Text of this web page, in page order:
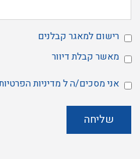
מאשר
הרשמה
למאגר
רישום למאגר קבלנים
קבלת
דיוור
מאשר קבלת דיוור
מסכים/ה
מדיניות
הפרטיותשל
אני מסכים/ה למדיניות
שליחה